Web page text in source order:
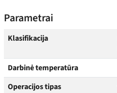
Parametrai
Klasifikacija
Darbinė temperatūra
Operacijos tipas